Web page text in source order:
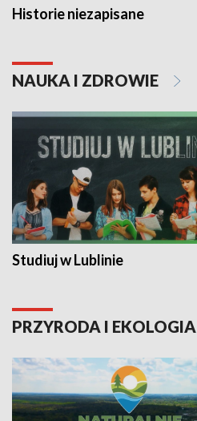
Historie niezapisane
NAUKA I ZDROWIE
Studiuj w Lublinie
PRZYRODA I EKOLOGIA